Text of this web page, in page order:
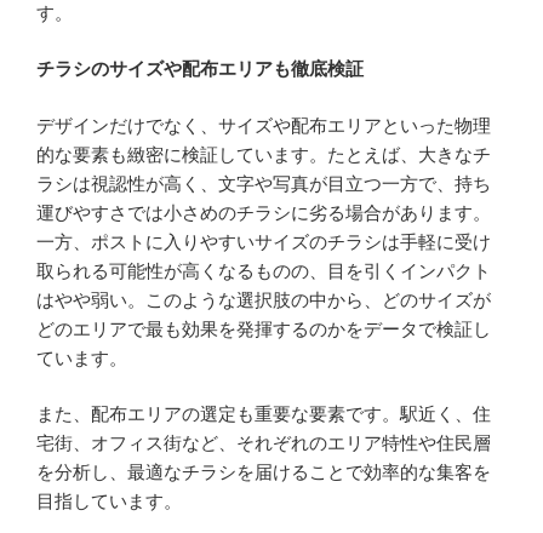
す。
チラシのサイズや配布エリアも徹底検証
デザインだけでなく、サイズや配布エリアといった物理
的な要素も緻密に検証しています。たとえば、大きなチ
ラシは視認性が高く、文字や写真が目立つ一方で、持ち
運びやすさでは小さめのチラシに劣る場合があります。
一方、ポストに入りやすいサイズのチラシは手軽に受け
取られる可能性が高くなるものの、目を引くインパクト
はやや弱い。このような選択肢の中から、どのサイズが
どのエリアで最も効果を発揮するのかをデータで検証し
ています。
また、配布エリアの選定も重要な要素です。駅近く、住
宅街、オフィス街など、それぞれのエリア特性や住民層
を分析し、最適なチラシを届けることで効率的な集客を
目指しています。